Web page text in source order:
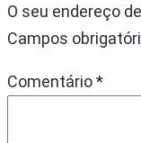
O seu endereço
Campos
Comentário*